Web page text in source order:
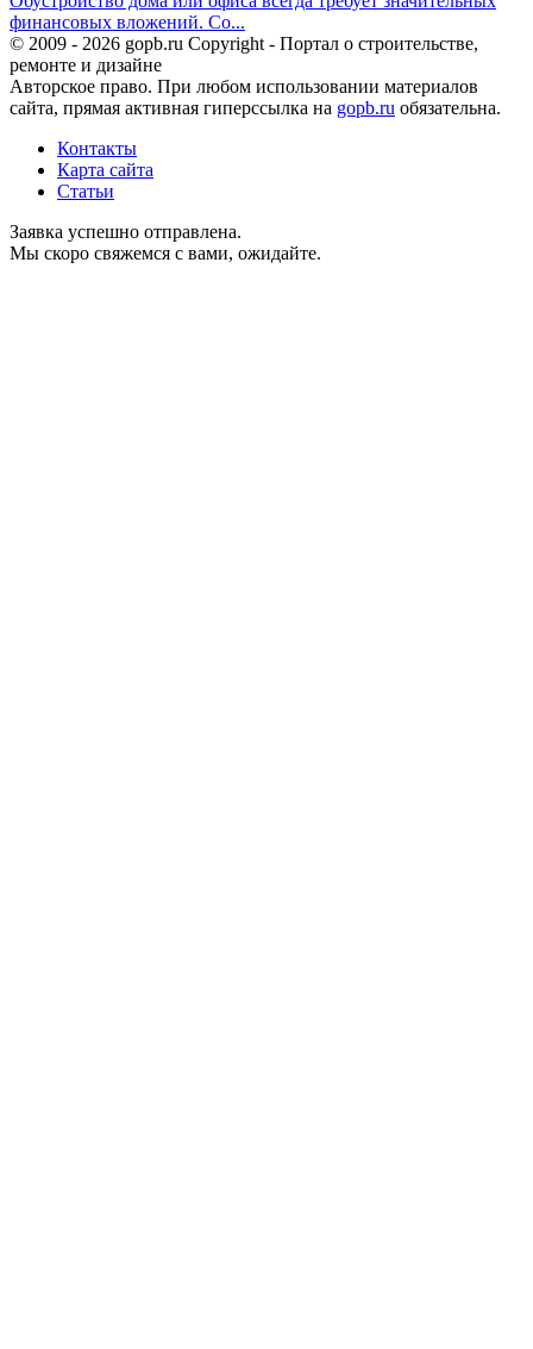
финансовых вложений. Со...
© 2009 - 2026 gopb.ru Copyright - Портал о строительстве,
ремонте и дизайне
Авторское право. При любом использовании материалов
сайта, прямая активная гиперссылка на gopb.ru обязательна.
Контакты
Карта сайта
Статьи
Заявка успешно отправлена.
Мы скоро свяжемся с вами, ожидайте.